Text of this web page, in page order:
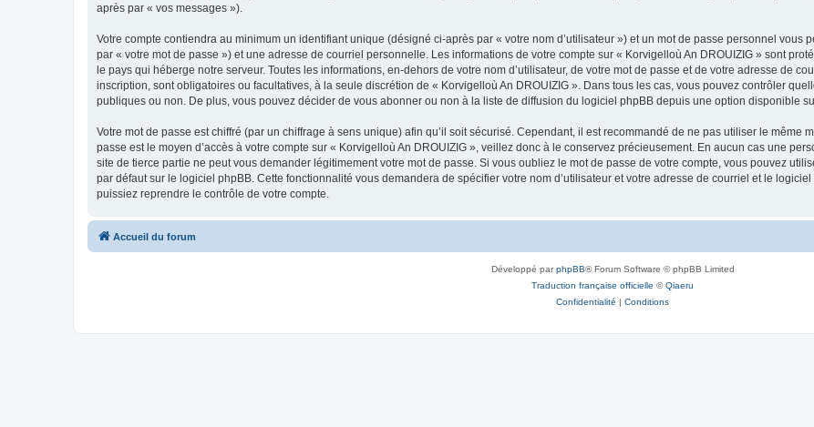
après par « vos messages »).
Votre compte contiendra au minimum un identifiant unique (désigné ci-après par « votre nom d’utilisateur ») et un mot de passe personnel vous
par « votre mot de passe ») et une adresse de courriel personnelle. Les informations de votre compte sur « Korvigelloù An DROUIZIG » sont
le pays qui héberge notre serveur. Toutes les informations, en-dehors de votre nom d’utilisateur, de votre mot de passe et de votre adresse de
inscription, sont obligatoires ou facultatives, à la seule discrétion de « Korvigelloù An DROUIZIG ». Dans tous les cas, vous pouvez contrôler
publiques ou non. De plus, vous pouvez décider de vous abonner ou non à la liste de diffusion du logiciel phpBB depuis une option disponible
Votre mot de passe est chiffré (par un chiffrage à sens unique) afin qu’il soit sécurisé. Cependant, il est recommandé de ne pas utiliser le même
passe est le moyen d’accès à votre compte sur « Korvigelloù An DROUIZIG », veillez donc à le conservez précieusement. En aucun cas une
site de tierce partie ne peut vous demander légitimement votre mot de passe. Si vous oubliez le mot de passe de votre compte, vous pouvez
par défaut sur le logiciel phpBB. Cette fonctionnalité vous demandera de spécifier votre nom d’utilisateur et votre adresse de courriel et le
puissiez reprendre le contrôle de votre compte.
Accueil du forum
Développé parphpBB® Forum Software © phpBB Limited
Traduction française officielle ©Qiaeru
Confidentialité | Conditions